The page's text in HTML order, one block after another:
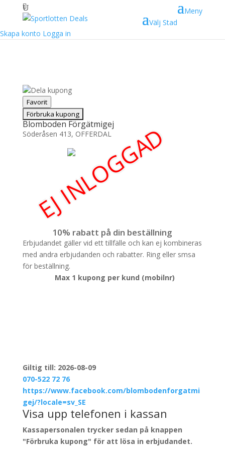
Meny
Välj Stad
Skapa konto Logga in
Dela kupong
Favorit
Blomboden Förgätmigej
Söderåsen 413, OFFERDAL
EJ INLOGGAD
10% rabatt på din beställning
Erbjudandet gäller vid ett tillfälle och kan ej kombineras
med andra erbjudanden och rabatter. Ring eller smsa
för beställning.
Max 1 kupong per kund (mobilnr)
Giltig till: 2026-08-09
070-522 72 76
https://www.facebook.com/blombodenforgatmi
gej/?locale=sv_SE
Visa upp telefonen i kassan
Kassapersonalen trycker sedan på knappen
"Förbruka kupong" för att lösa in erbjudandet.